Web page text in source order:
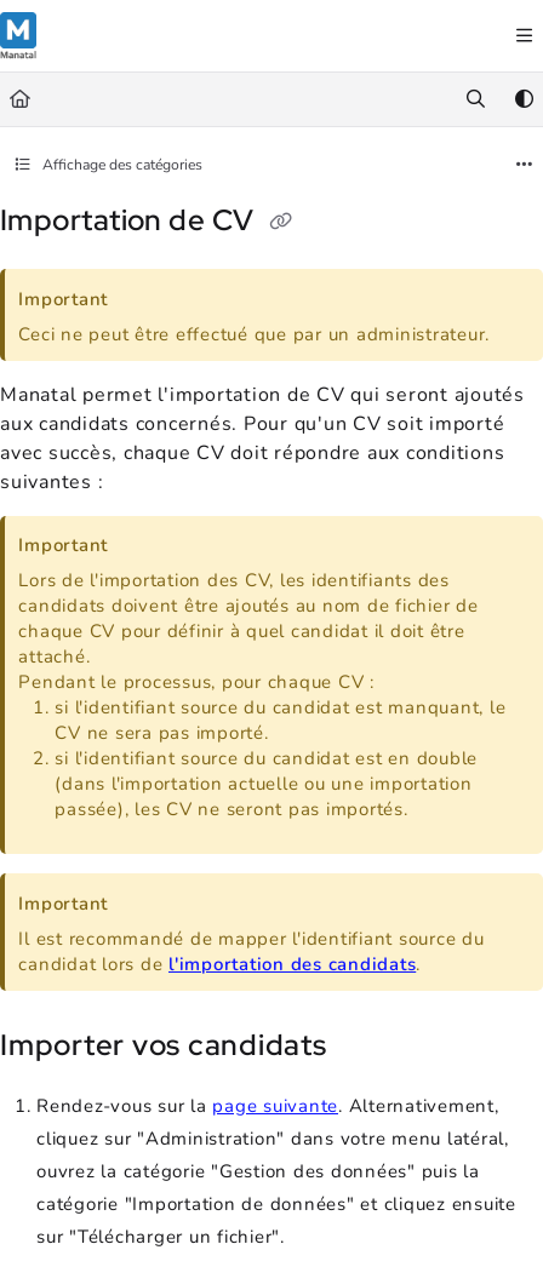
Documentation Index
Fetch the complete documentation index at:
https://
Use this file to discover all available pages before exploring further.
Affichage des catégories
Importation de CV
Important
Ceci ne peut être effectué que par un administrateur.
Manatal permet l'importation de CV qui seront ajoutés
aux candidats concernés. Pour qu'un CV soit importé
avec succès, chaque CV doit répondre aux conditions
suivantes :
Important
Lors de l'importation des CV, les identifiants des
candidats doivent être ajoutés au nom de fichier de
chaque CV pour définir à quel candidat il doit être
attaché.
Pendant le processus, pour chaque CV :
si l'identifiant source du candidat est manquant, le
CV ne sera pas importé.
si l'identifiant source du candidat est en double
(dans l'importation actuelle ou une importation
passée), les CV ne seront pas importés.
Important
Il est recommandé de mapper l'identifiant source du
candidat lors de l'importation des candidats.
Importer vos candidats
Rendez-vous sur la page suivante. Alternativement,
cliquez sur "Administration" dans votre menu latéral,
ouvrez la catégorie "Gestion des données" puis la
catégorie "Importation de données" et cliquez ensuite
sur "Télécharger un fichier".